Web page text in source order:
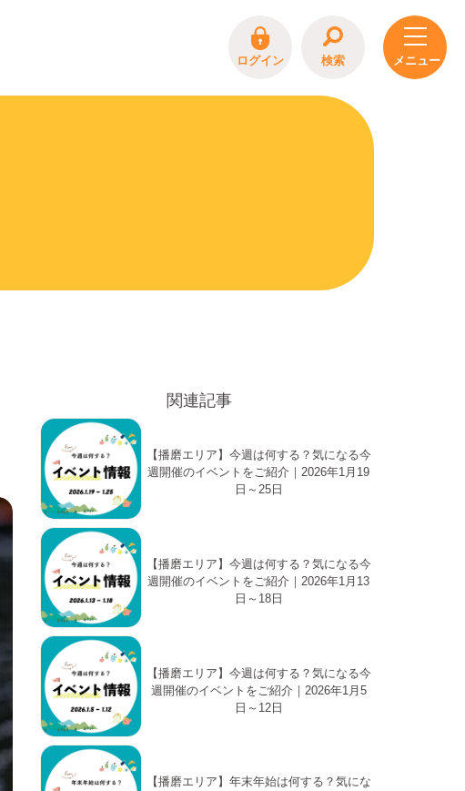
ログイン 検索
関連記事
【播磨エリア】今週は何する？気になる今
週開催のイベントをご紹介｜2026年1月19
日～25日
【播磨エリア】今週は何する？気になる今
週開催のイベントをご紹介｜2026年1月13
日～18日
【播磨エリア】今週は何する？気になる今
週開催のイベントをご紹介｜2026年1月5
日～12日
【播磨エリア】年末年始は何する？気にな